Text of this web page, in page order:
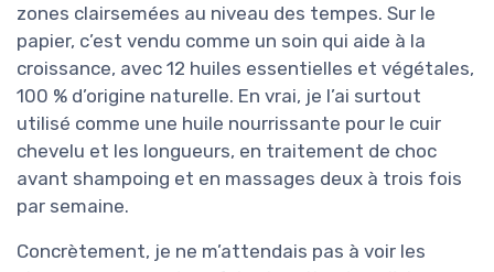
zones clairsemées au niveau des tempes. Sur le
papier, c’est vendu comme un soin qui aide à la
croissance, avec 12 huiles essentielles et végétales,
100 % d’origine naturelle. En vrai, je l’ai surtout
utilisé comme une huile nourrissante pour le cuir
chevelu et les longueurs, en traitement de choc
avant shampoing et en massages deux à trois fois
par semaine.
Concrètement, je ne m’attendais pas à voir les